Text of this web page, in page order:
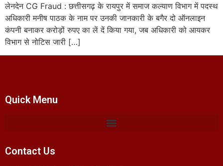
लेनदेन CG Fraud : छत्तीसगढ़ के रायपुर में समाज कल्याण विभाग में पदस्थ
अधिकारी मनीष पाठक के नाम पर उनकी जानकारी के बगैर दो ऑनलाइन
कंपनी बनाकर करोड़ों रुपए का लें दें किया गया, जब अधिकारी को आयकर
विभाग से नोटिस जारी […]
Quick Menu
Contact Us